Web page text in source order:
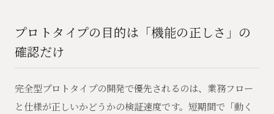
プロトタイプの目的は「機能の正しさ」の
確認だけ
完全型プロトタイプの開発で優先されるのは、業務フロー
と仕様が正しいかどうかの検証速度です。短期間で「動く